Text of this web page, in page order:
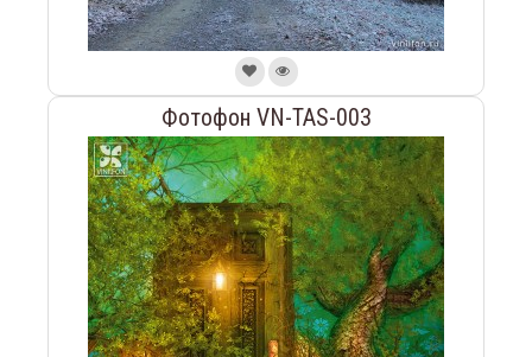
Фотофон VN-TAS-003